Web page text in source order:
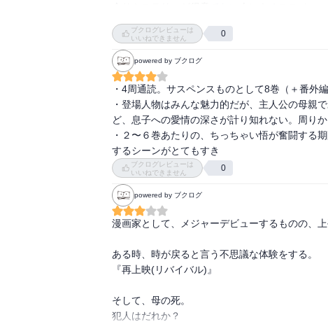
ーがいない。言ってしまえばストーリーだけに
っと大切に思ってくれるから、作品としての価
これから後半戦を迎える。犯人だろうというや
どうなるのか楽しみ。
ブクログレビューは
いいねできません
0
powered by ブクログ
・4周通読。サスペンスものとして8巻（＋番外
・登場人物はみんな魅力的だが、主人公の母親
ど、息子への愛情の深さが計り知れない。周り
・２〜６巻あたりの、ちっちゃい悟が奮闘する
するシーンがとてもすき
ブクログレビューは
いいねできません
0
powered by ブクログ
漫画家として、メジャーデビューするものの、
ある時、時が戻ると言う不思議な体験をする。
『再上映(リバイバル)』
そして、母の死。
犯人はだれか？